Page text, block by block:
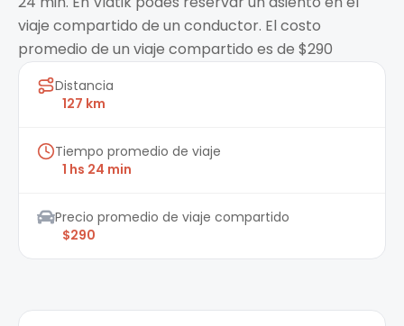
viaje compartido de un conductor. El costo
promedio de un viaje compartido es de $290
Distancia
127 km
Tiempo promedio de viaje
1 hs 24 min
Precio promedio de viaje compartido
$290